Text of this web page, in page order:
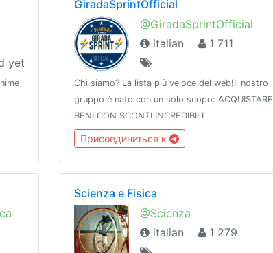
yet
GiradaSprintOfficial
@GiradaSprintOfficial
italian
1 711
Chi siamo? La lista più veloce del web!Il nostro
gruppo è nato con un solo scopo: ACQUISTARE
BENI CON SCONTI INCREDIBILI
Присоединиться к
Scienza e Fisica
@Scienza
italian
1 279